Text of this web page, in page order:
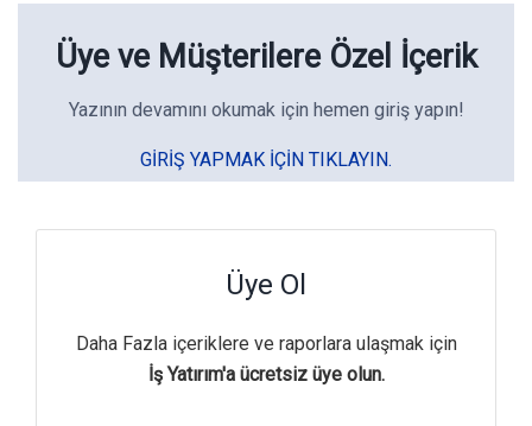
Üye ve Müşterilere Özel İçerik
Yazının devamını okumak için hemen giriş yapın!
GIRIŞ YAPMAK IÇIN TIKLAYIN.
Üye Ol
Daha Fazla içeriklere ve raporlara ulaşmak için
İş Yatırım'a ücretsiz üye olun.